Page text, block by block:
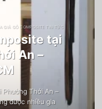
GIẢ GỖ COMPOSITE TIN TỨC
tại
An –
Thới An –
được nhiều gia